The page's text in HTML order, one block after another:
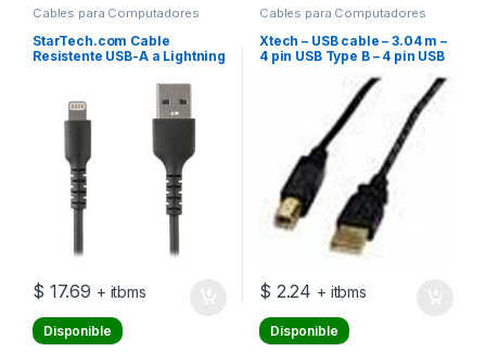
Cables para Computadores
StarTech.com Cable
Resistente USB-A a Lightning
Tipo A a Lightning con Fibra
de Aramida – MFi
(RUSBCLTMM2MB) – Cable
$ 17.69 + itbms
Disponible
Cables para Computadores
Xtech – USB cable – 3.04 m –
4 pin USB Type B – 4 pin USB
$ 2.24 + itbms
Disponible